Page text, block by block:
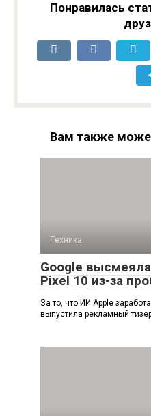
Понравилась
Вам также
Техника
Google
Pixel 10 из-за
За то, что ИИ Apple
выпустила рекламный